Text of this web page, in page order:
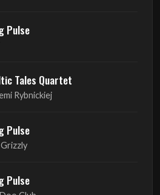
Tales Quartet
Rybnickiej
Pulse
Club